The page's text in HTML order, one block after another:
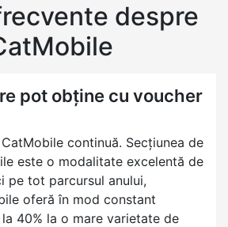
despre
pot obține cu voucher
continuă. Secțiunea de
este o modalitate excelentă de
pe tot parcursul anului,
oferă în mod constant
40% la o mare varietate de